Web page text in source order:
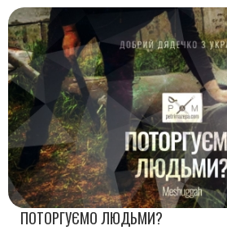
ПОТОРГУЄМО ЛЮДЬМИ?